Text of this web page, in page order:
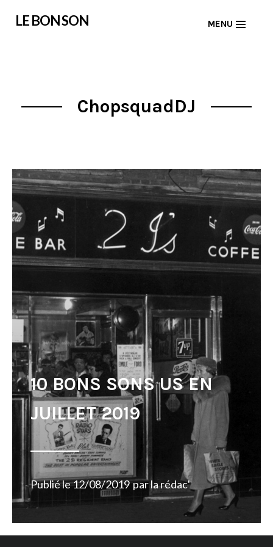
LE BON SON MENU
ChopsquadDJ
10 BONS SONS US EN
JUILLET 2019
Publié le12/08/2019 parla rédac'